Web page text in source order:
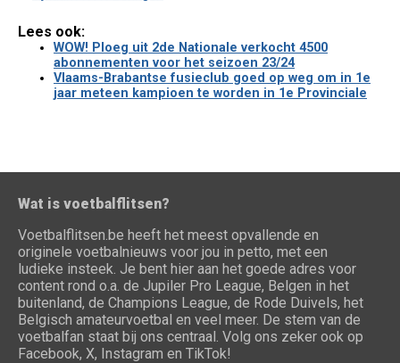
Lees ook:
WOW! Ploeg uit 2de Nationale verkocht 4500
abonnementen voor het seizoen 23/24
Vlaams-Brabantse fusieclub goed op weg om in 1e
jaar meteen kampioen te worden in 1e Provinciale
Wat is voetbalflitsen?
Voetbalflitsen.be heeft het meest opvallende en
originele voetbalnieuws voor jou in petto, met een
ludieke insteek. Je bent hier aan het goede adres voor
content rond o.a. de Jupiler Pro League, Belgen in het
buitenland, de Champions League, de Rode Duivels, het
Belgisch amateurvoetbal en veel meer. De stem van de
voetbalfan staat bij ons centraal. Volg ons zeker ook op
Facebook, X, Instagram en TikTok!